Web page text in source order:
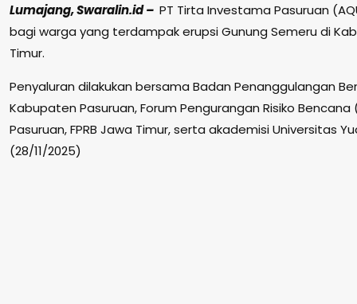
Lumajang, Swaralin.id – PT Tirta Investama Pasuruan
bagi warga yang terdampak erupsi Gunung Semeru di
Timur.
Penyaluran dilakukan bersama Badan Penanggulangan
Kabupaten Pasuruan, Forum Pengurangan Risiko Bencana
Pasuruan, FPRB Jawa Timur, serta akademisi Universitas
(28/11/2025)